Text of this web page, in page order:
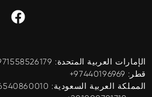
الإمارات العربية المتحدة: ‎+971558526179
قطر: ‎+97440196969
المملكة العربية السعودية: ‎+966540860010